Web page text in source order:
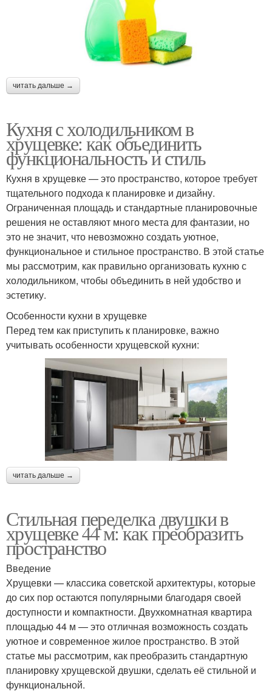
читать дальше →
Кухня с холодильником в
хрущевке: как объединить
функциональность и стиль
Кухня в хрущевке — это пространство, которое требует
тщательного подхода к планировке и дизайну.
Ограниченная площадь и стандартные планировочные
решения не оставляют много места для фантазии, но
это не значит, что невозможно создать уютное,
функциональное и стильное пространство. В этой статье
мы рассмотрим, как правильно организовать кухню с
холодильником, чтобы объединить в ней удобство и
эстетику.
Особенности кухни в хрущевке
Перед тем как приступить к планировке, важно
учитывать особенности хрущевской кухни:
читать дальше →
Стильная переделка двушки в
хрущевке 44 м: как преобразить
пространство
Введение
Хрущевки — классика советской архитектуры, которые
до сих пор остаются популярными благодаря своей
доступности и компактности. Двухкомнатная квартира
площадью 44 м — это отличная возможность создать
уютное и современное жилое пространство. В этой
статье мы рассмотрим, как преобразить стандартную
планировку хрущевской двушки, сделать её стильной и
функциональной.